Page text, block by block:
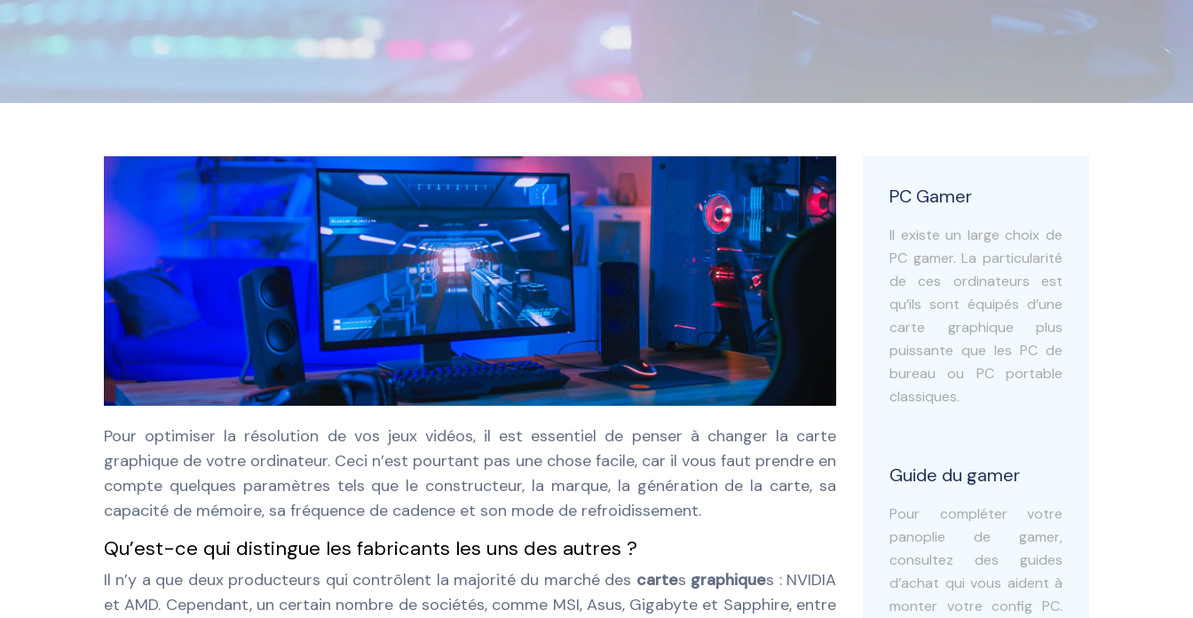
Pour optimiser la résolution de vos jeux vidéos, il est essentiel de penser à changer la carte
graphique de votre ordinateur. Ceci n’est pourtant pas une chose facile, car il vous faut prendre en
compte quelques paramètres tels que le constructeur, la marque, la génération de la carte, sa
capacité de mémoire, sa fréquence de cadence et son mode de refroidissement.
Qu’est-ce qui distingue les fabricants les uns des autres ?
Il n’y a que deux producteurs qui contrôlent la majorité du marché des cartes graphiques : NVIDIA
et AMD. Cependant, un certain nombre de sociétés, comme MSI, Asus, Gigabyte et Sapphire, entre
PC Gamer
Il existe un large choix de
PC gamer. La particularité
de ces ordinateurs est
qu’ils sont équipés d’une
carte graphique plus
puissante que les PC de
bureau ou PC portable
classiques.
Guide du gamer
Pour compléter votre
panoplie de gamer,
consultez des guides
d’achat qui vous aident à
monter votre config PC.